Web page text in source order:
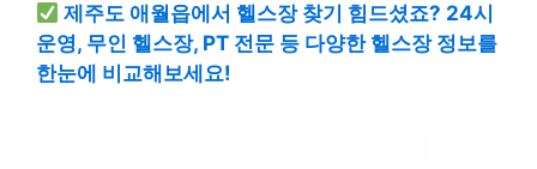
제주도 애월읍에서 헬스장 찾기 힘드셨죠? 24시
운영, 무인 헬스장, PT 전문 등 다양한 헬스장 정보를
한눈에 비교해보세요!